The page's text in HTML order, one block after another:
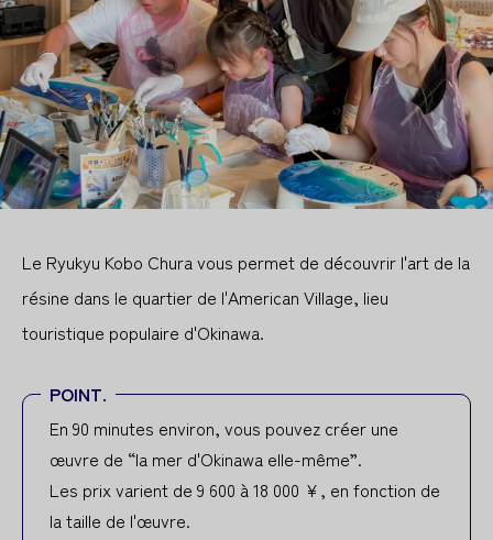
Le Ryukyu Kobo Chura vous permet de découvrir l'art de la
résine dans le quartier de l'American Village, lieu
touristique populaire d'Okinawa.
POINT.
En 90 minutes environ, vous pouvez créer une
œuvre de “la mer d'Okinawa elle-même”.
Les prix varient de 9 600 à 18 000 ¥, en fonction de
la taille de l'œuvre.